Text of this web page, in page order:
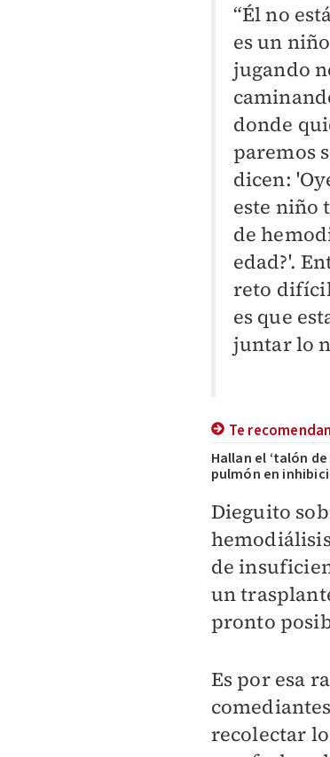
“Él no
es un
jugando
donde
paremos
dicen:
este niño
de
edad?'.
reto
es que
juntar lo
Te
Hallan el ‘talón
pulmón en
Dieguito
de
un
pronto
Es por esa
recolectar